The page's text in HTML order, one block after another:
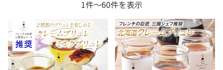
1件～60件を表示